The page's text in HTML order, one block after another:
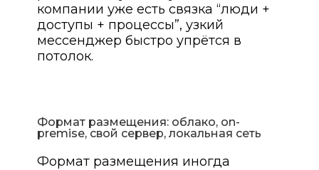
компании уже есть связка “люди +
доступы + процессы”, узкий
мессенджер быстро упрётся в
потолок.
Формат размещения: облако, on-
premise, свой сервер, локальная сеть
Формат размещения иногда